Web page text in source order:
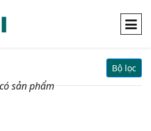
Bộ lọc
sản phẩm